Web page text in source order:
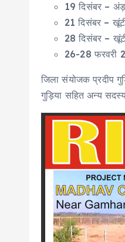
19 दिसंबर –
21 दिसंबर –
28 दिसंबर –
26-28 फरवरी
जिला संयोजक प्रदीप
गुड़िया सहित अन्य